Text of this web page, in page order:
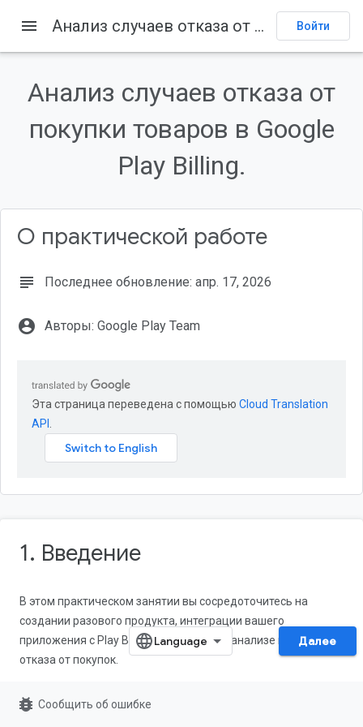
1. Введение
Аудитория
Что вам понадобится...
2. Создайте демонстрационное приложение.
menu Анализ случаев отказа от покупки товаров в Google Play Billing. Войти
Анализ случаев отказа от
покупки товаров в Google
Play Billing.
О практической работе
subject Последнее обновление: апр. 17, 2026
account_circle Авторы: Google Play Team
Эта страница переведена с помощью Cloud Translation
API
1. Введение
В этом практическом занятии вы сосредоточитесь на
создании разового продукта, интеграции вашего
приложения с Play Billing Library (PBL) и анализе причин
отказа от покупок.
практического задания вам необходим доступ к функции «
Далее
bug_report Сообщить об ошибке